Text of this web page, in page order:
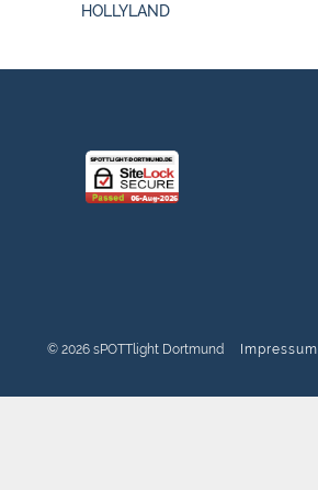
HOLLYLAND
© 2026 sPOTTlight Dortmund Impressum